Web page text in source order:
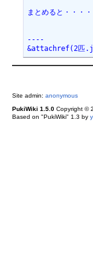
まとめると・・
----
&attachref(2匹
Site admin: anonymous
PukiWiki 1.5.0Copyright ©
Based on "PukiWiki" 1.3 by